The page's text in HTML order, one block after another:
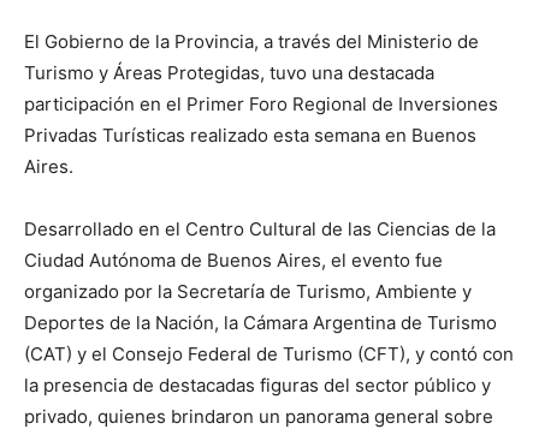
El Gobierno de la Provincia, a través del Ministerio de
Turismo y Áreas Protegidas, tuvo una destacada
participación en el Primer Foro Regional de Inversiones
Privadas Turísticas realizado esta semana en Buenos
Aires.
Desarrollado en el Centro Cultural de las Ciencias de la
Ciudad Autónoma de Buenos Aires, el evento fue
organizado por la Secretaría de Turismo, Ambiente y
Deportes de la Nación, la Cámara Argentina de Turismo
(CAT) y el Consejo Federal de Turismo (CFT), y contó con
la presencia de destacadas figuras del sector público y
privado, quienes brindaron un panorama general sobre